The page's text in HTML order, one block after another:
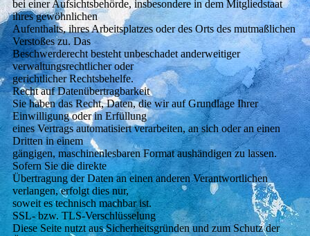
bei einer Aufsichtsbehörde, insbesondere in dem Mitgliedstaat
ihres gewöhnlichen
Aufenthalts, ihres Arbeitsplatzes oder des Orts des mutmaßlichen
Verstoßes zu. Das
Beschwerderecht besteht unbeschadet anderweitiger
verwaltungsrechtlicher oder
gerichtlicher Rechtsbehelfe.
Recht auf Datenübertragbarkeit
Sie haben das Recht, Daten, die wir auf Grundlage Ihrer
Einwilligung oder in Erfüllung
eines Vertrags automatisiert verarbeiten, an sich oder an einen
Dritten in einem
gängigen, maschinenlesbaren Format aushändigen zu lassen.
Sofern Sie die direkte
Übertragung der Daten an einen anderen Verantwortlichen
verlangen, erfolgt dies nur,
soweit es technisch machbar ist.
SSL- bzw. TLS-Verschlüsselung
Diese Seite nutzt aus Sicherheitsgründen und zum Schutz der